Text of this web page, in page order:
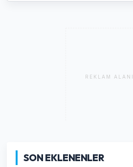
REKLAM ALANI
SON EKLENENLER